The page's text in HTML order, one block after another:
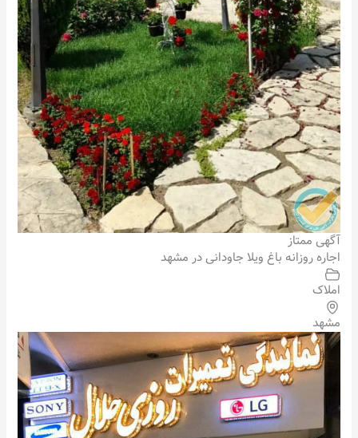
آگهی ممتاز
اجاره روزانه باغ ویلا جاودانی در مشهد
املاک
مشهد